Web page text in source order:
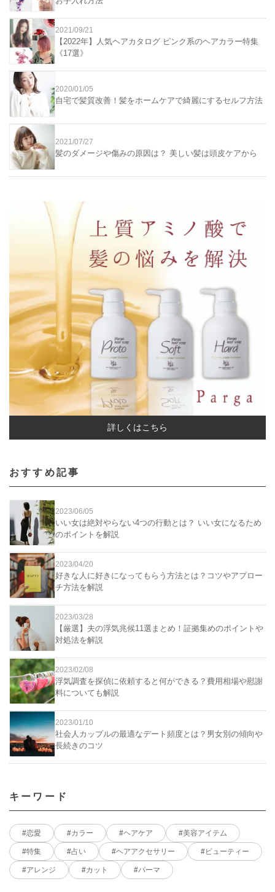
2021/09/21
【2022年】人気ヘアカタログ ピンク系のヘアカラー特集
《17選》
2020/01/05
自宅で髪質改善！髪をホームケアで綺麗にするセルフ方法
2021/07/27
髪のダメージや傷みの原因は？ 美しい髪は頭皮ケアから
詳しくはこちら
おすすめ記事
2023/06/05
いい女は絶対やらない4つの行動とは？ いい女になるため
のポイントを解説
2023/04/20
好きな人に好きになってもらう方法とは？コツやアプロー
チ方法を解説
2023/03/28
【厳選】夫の浮気兆候11選まとめ！証拠集めのポイントや
対処法を解説
2023/02/08
浮気調査を探偵に依頼すると何ができる？費用相場や慰謝
料についても解説
2023/01/10
社会人カップルの最適なデート頻度とは？男女別の傾向や
長続きのコツ
キーワード
恋愛 カラー ヘアケア 美容アイテム
特集 占い ヘアアクセサリー ビューティー
アレンジ カット パーマ